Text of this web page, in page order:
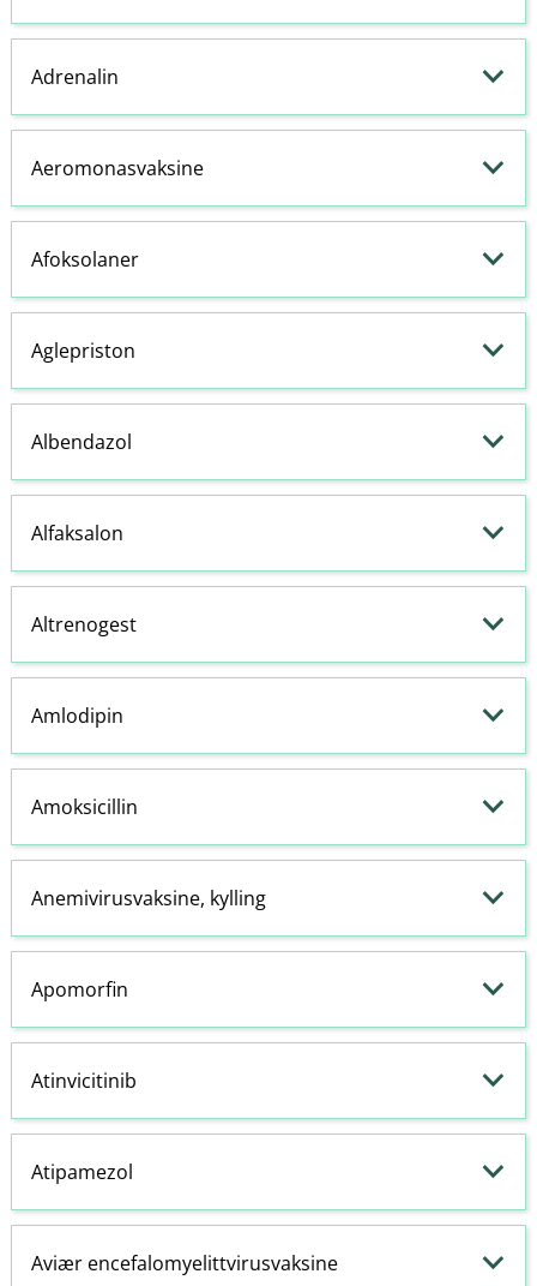
Adrenalin
Aeromonasvaksine
Afoksolaner
Aglepriston
Albendazol
Alfaksalon
Altrenogest
Amlodipin
Amoksicillin
Anemivirusvaksine, kylling
Apomorfin
Atinvicitinib
Atipamezol
Aviær encefalomyelittvirusvaksine